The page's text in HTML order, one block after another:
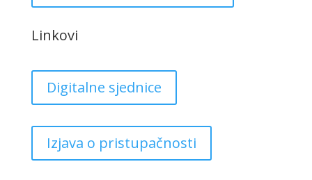
Linkovi
Digitalne sjednice
Izjava o pristupačnosti